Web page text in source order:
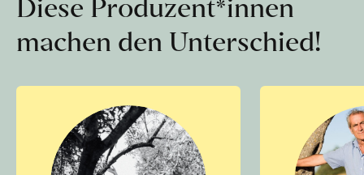
machen den Unterschied!